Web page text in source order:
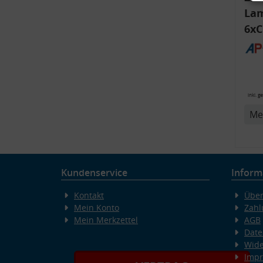
inkl.
Kundenservice
Kontakt
Mein Konto
Mein Merkzettel
AGB